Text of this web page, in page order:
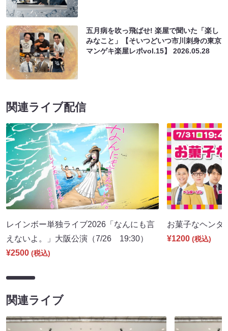
五月病を吹っ飛ばせ! 楽屋で聞いた「楽し
みなこと」【そいつどいつ市川刺身の東京
マンゲキ楽屋レポvol.15】2026.05.28
関連ライブ配信
レインボー単独ライブ2026「なんにも言
えないよ。」大阪公演（7/26 19:30）
¥2500 (税込)
お菓子なヘン
¥1200 (税込)
関連ライブ